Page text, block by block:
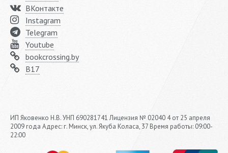
ВКонтакте
Instagram
Telegram
Youtube
bookcrossing.by
B17
ИП Яковенко Н.В. УНП 690281741 Лицензия № 02040 4 от 25 апреля
2009 года Адрес: г. Минск, ул. Якуба Коласа, 37 Время работы: 09:00-
22:00